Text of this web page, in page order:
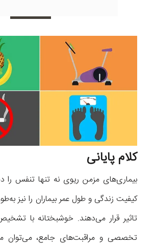
کلام پایانی
بیماری‌های مزمن ریوی نه تنها تنفس را
کیفیت زندگی و طول عمر بیماران را نیز
تاثیر قرار می‌دهند. خوشبختانه با
تخصصی و مراقبت‌های جامع، می‌توان